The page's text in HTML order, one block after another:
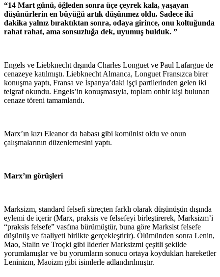
“14 Mart günü, öğleden sonra üçe çeyrek kala, yaşayan
düşünürlerin en büyüğü artık düşünmez oldu. Sadece iki
dakika yalnız bıraktıktan sonra, odaya girince, onu koltuğunda
rahat rahat, ama sonsuzluğa dek, uyumuş bulduk. ”
Engels ve Liebknecht dışında Charles Longuet ve Paul Lafargue de
cenazeye katılmıştı. Liebknecht Almanca, Longuet Fransızca birer
konuşma yaptı, Fransa ve İspanya’daki işçi partilerinden gelen iki
telgraf okundu. Engels’in konuşmasıyla, toplam onbir kişi bulunan
cenaze töreni tamamlandı.
Marx’ın kızı Eleanor da babası gibi komünist oldu ve onun
çalışmalarının düzenlemesini yaptı.
Marx’ın görüşleri
Marksizm, standard felsefi süreçten farklı olarak düşünüşün dışında
eylemi de içerir (Marx, praksis ve felsefeyi birleştirerek, Marksizm’i
“praksis felsefe” vasfına bürümüştür, buna göre Marksist felsefe
düşünüş ve faaliyeti birlikte gerçekleştirir). Ölümünden sonra Lenin,
Mao, Stalin ve Troçki gibi liderler Marksizmi çeşitli şekilde
yorumlamışlar ve bu yorumların sonucu ortaya koydukları hareketler
Leninizm, Maoizm gibi isimlerle adlandırılmıştır.